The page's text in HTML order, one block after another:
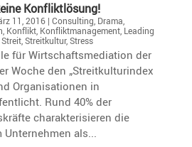
Konfliktlösung!
11, 2016| Consulting Drama
Konflikt, Konfliktmanagement, Leading
Streit, Streitkultur, Stress
für Wirtschaftsmediation der
Woche den „Streitkulturindex
Organisationen in
Rund 40% der
charakterisieren die
als...